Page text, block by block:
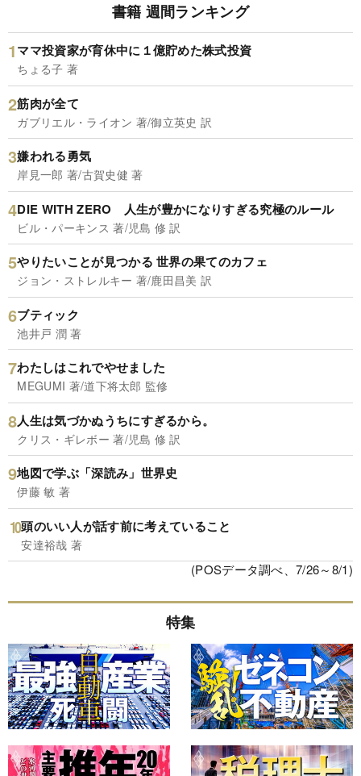
書籍 週間ランキング
ママ投資家が育休中に１億貯めた株式投資
ちょる子 著
筋肉が全て
ガブリエル・ライオン 著/御立英史 訳
嫌われる勇気
岸見一郎 著/古賀史健 著
DIE WITH ZERO 人生が豊かになりすぎる究極のルール
ビル・パーキンス 著/児島 修 訳
やりたいことが見つかる 世界の果てのカフェ
ジョン・ストレルキー 著/鹿田昌美 訳
ブティック
池井戸 潤 著
わたしはこれでやせました
MEGUMI 著/道下将太郎 監修
人生は気づかぬうちにすぎるから。
クリス・ギレボー 著/児島 修 訳
地図で学ぶ「深読み」世界史
伊藤 敏 著
頭のいい人が話す前に考えていること
安達裕哉 著
(POSデータ調べ、7/26～8/1)
特集